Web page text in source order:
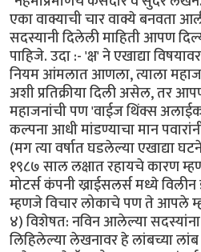
एका वाक्याची चार वाक्ये बनवता
सदस्यानी दिलेली माहिती आपण
पाहिजे. उदा :- 'क्ष' ने एखाद्या
नियम आंमलात आणला, त्याला
अशी प्रतिक्रीया दिली असेल, तर
महाजनांची पण 'वाईज थिंक्स
कल्पना आधी मांडण्याचा मान
(मग त्या वर्षात घडलेल्या एखाद्या
१९८७ साल लक्षात रहायचे कारण
मोटर्स कंपनी ख्राईसलर्स मध्ये
म्हणजे विचार लोकाचे पण ते आपले
४) विशेषत: नविन आलेल्या सदस्यांना
लिहिलेल्या लेखनावर हे लांबच्या लांब